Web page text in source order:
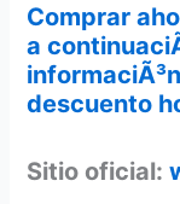
Comprar
a
descuento
Sitio oficial: